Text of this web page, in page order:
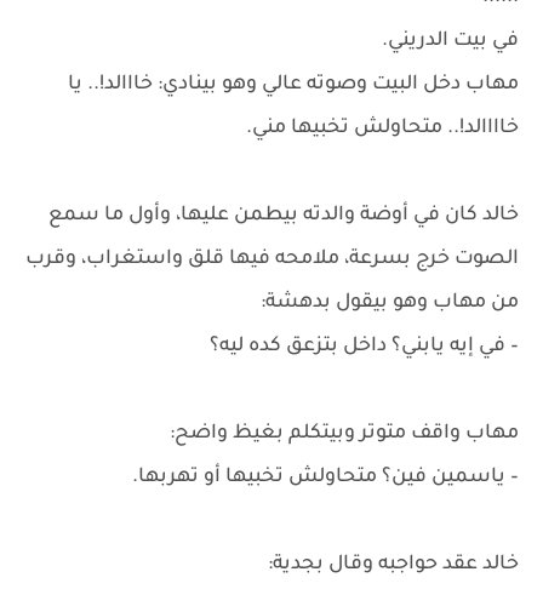
في بيت الدريني.
مهاب دخل البيت وصوته عالي وهو بينادي: خااالد!.. يا
خاااالد!.. متحاولش تخبيها مني.
خالد كان في أوضة والدته بيطمن عليها، وأول ما سمع
الصوت خرج بسرعة، ملامحه فيها قلق واستغراب، وقرب
من مهاب وهو بيقول بدهشة:
– في إيه يابني؟ داخل بتزعق كده ليه؟
مهاب واقف متوتر وبيتكلم بغيظ واضح:
– ياسمين فين؟ متحاولش تخبيها أو تهربها.
خالد عقد حواجبه وقال بجدية: